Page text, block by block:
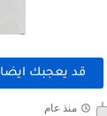
قد يعجبك ايضا
منذ عام